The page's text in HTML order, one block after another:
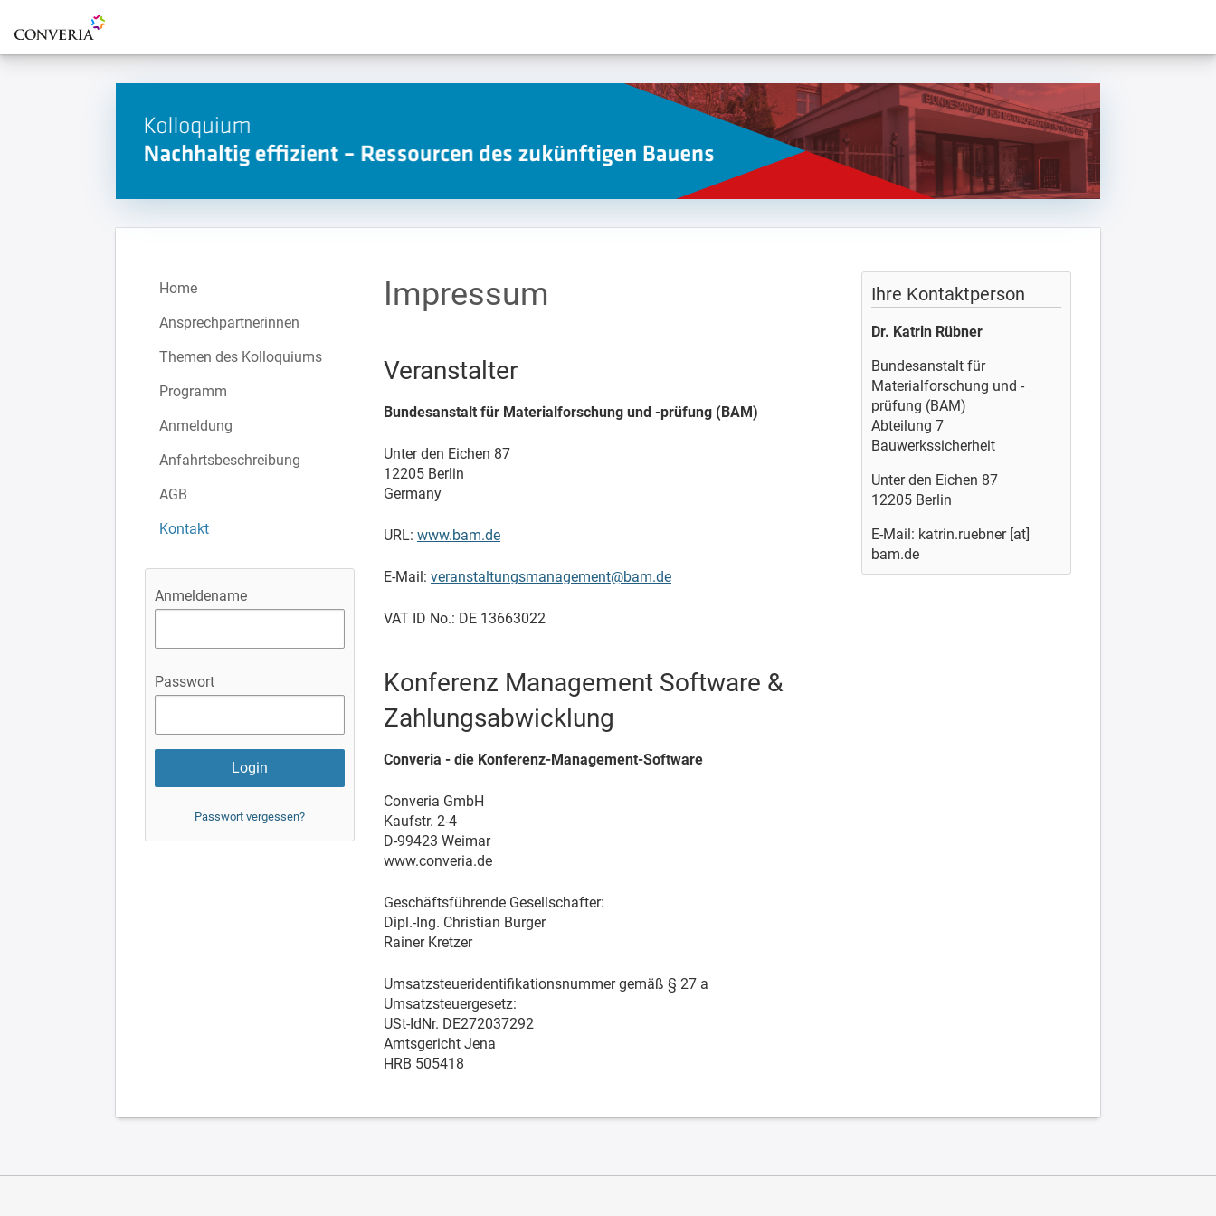
Zur Startseite
Home
Ansprechpartnerinnen
Themen des Kolloquiums
Programm
Anmeldung
Anfahrtsbeschreibung
AGB
Kontakt
Anmeldename
Passwort
Passwort vergessen?
Impressum
Veranstalter
Bundesanstalt für Materialforschung und -prüfung (BAM)
Unter den Eichen 87
12205 Berlin
Germany
URL: www.bam.de
E-Mail: veranstaltungsmanagement@bam.de
VAT ID No.: DE 13663022
Konferenz Management Software &
Zahlungsabwicklung
Converia - die Konferenz-Management-Software
Converia GmbH
Kaufstr. 2-4
D-99423 Weimar
www.converia.de
Geschäftsführende Gesellschafter:
Dipl.-Ing. Christian Burger
Rainer Kretzer
Umsatzsteueridentifikationsnummer gemäß § 27 a
Umsatzsteuergesetz:
USt-IdNr. DE272037292
Amtsgericht Jena
HRB 505418
Ihre Kontaktperson
Dr. Katrin Rübner
Bundesanstalt für
Materialforschung und -
prüfung (BAM)
Abteilung 7
Bauwerkssicherheit
Unter den Eichen 87
12205 Berlin
E-Mail: katrin.ruebner [at]
bam.de